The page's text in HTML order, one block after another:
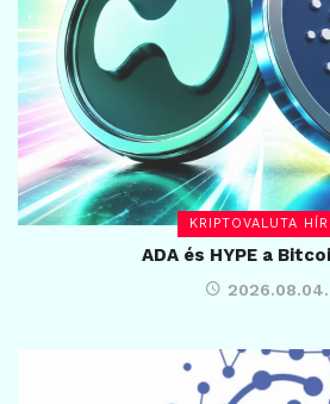
KRIPTOVALUTA
ADA és HYPE a
2026.08.04.